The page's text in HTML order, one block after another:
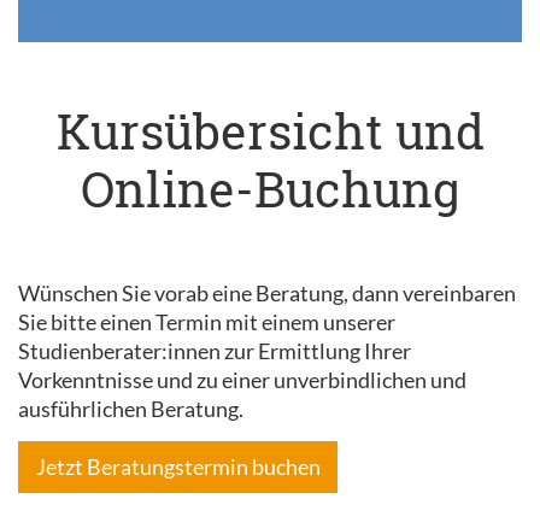
Kursübersicht und
Online-Buchung
Wünschen Sie vorab eine Beratung, dann vereinbaren
Sie bitte einen Termin mit einem unserer
Studienberater:innen zur Ermittlung Ihrer
Vorkenntnisse und zu einer unverbindlichen und
ausführlichen Beratung.
Jetzt Beratungstermin buchen